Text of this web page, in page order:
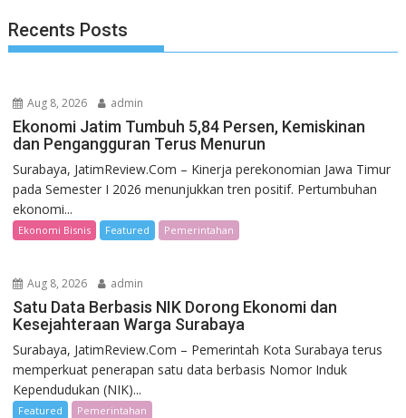
Recents Posts
Aug 8, 2026 admin
Ekonomi Jatim Tumbuh 5,84 Persen, Kemiskinan
dan Pengangguran Terus Menurun
Surabaya, JatimReview.Com – Kinerja perekonomian Jawa Timur
pada Semester I 2026 menunjukkan tren positif. Pertumbuhan
ekonomi...
Ekonomi Bisnis Featured Pemerintahan
Aug 8, 2026 admin
Satu Data Berbasis NIK Dorong Ekonomi dan
Kesejahteraan Warga Surabaya
Surabaya, JatimReview.Com – Pemerintah Kota Surabaya terus
memperkuat penerapan satu data berbasis Nomor Induk
Kependudukan (NIK)...
Featured Pemerintahan